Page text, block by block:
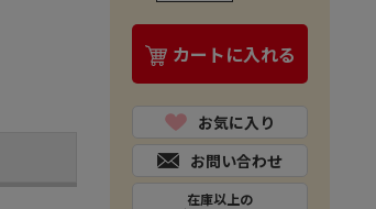
カートに入れる
お気に入り
お問い合わせ
在庫以上の